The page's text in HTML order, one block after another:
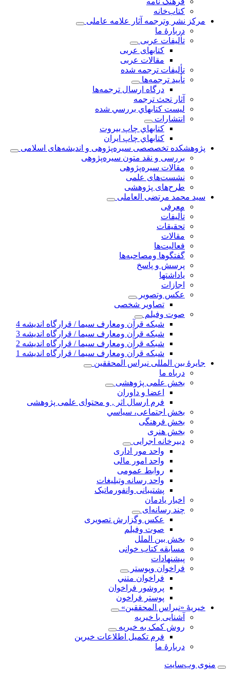
کتاب‌خانه
مركز نشر وترجمه آثار علامه عاملی
دربارهٔ ما
تألیفات عربی
کتابهای عربی
مقالات عربی
تألیفات ترجمه شده
تأیید ترجمه‌ها
درگاه ارسال ترجمه‌ها
آثار تحث ترجمه
ليست كتابهاي بررسي شده
انتشارات
كتابهاي چاپ بيروت
كتابهاي چاپ ايران
پژوهشكده تخصصصى سیره‌پژوهی و اندیشه‌های اسلامی
بررسی و نقد متون سیره‌پژوهی
مقالات سيره‌پژوهى
نشست‌های علمی
طرح‌های پژوهشی
سید محمد مرتضی العاملی
معرفی
تألیفات
تحقیقات
مقالات
فعالیت‌ها
گفتگوها ومصاحبه‌ها
پرسش و پاسخ
یاداشتها
اجازات
عكس وتصوير
تصاوير شخصى
صوت وفیلم
شبكه قرآن ومعارف سيما / قرارگاه انديشه 4
شبكه قرآن ومعارف سيما / قرارگاه انديشه 3
شبكه قرآن ومعارف سيما / قرارگاه انديشه 2
شبكه قرآن ومعارف سيما / قرارگاه انديشه 1
جايرهٔ بین المللی نبراس المحققین
درباه ما
بخش علمی پژوهشی
اعضا و داوران
فرم ارسال اثر , و محتوای علمی پژوهشی
بخش اجتماعی، سياسي
بخش فرهنگی
بخش هنری
دبیرخانه اجرایی
واحد مور اداری
واحد امور مالی
روابط عمومی
واحد رسانه وتبلیغات
پشتیبانی وانفورماتیک
اخبار يادمان
چند رسانه‌ای
عکس وگزارش تصویری
صوت وفيلم
بخش بين الملل
مسابقه کتاب خوانی
پیشنهادات
فراخوان‌ وپوستر
فراخوان متني
پروشور فراخوان
پوستر فراخون
خيريهٔ «نبراس المحققين»
آشنایی با خیریه
روش کمک به خیریه
فرم تکمیل اطلاعات خیرین
دربارهٔ ما
منوی وب‌سایت